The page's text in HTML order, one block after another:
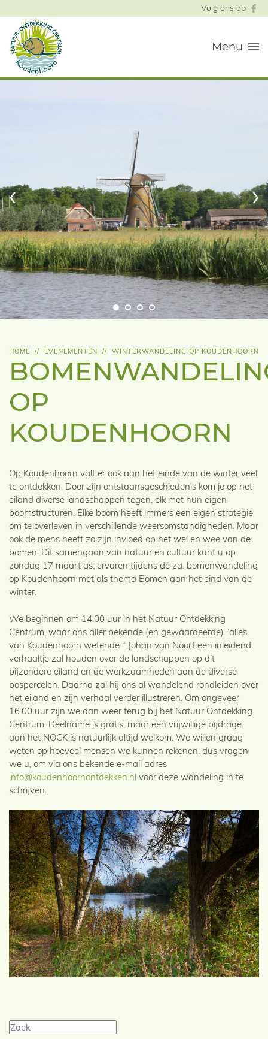
Volg ons op
Menu
‹ ›
HOME // EVENEMENTEN // WINTERWANDELING OP KOUDENHOORN
OP
KOUDENHOORN
Op Koudenhoorn valt er ook aan het einde van de winter veel
te ontdekken. Door zijn ontstaansgeschiedenis kom je op het
eiland diverse landschappen tegen, elk met hun eigen
boomstructuren. Elke boom heeft immers een eigen strategie
om te overleven in verschillende weersomstandigheden. Maar
ook de mens heeft zo zijn invloed op het wel en wee van de
bomen. Dit samengaan van natuur en cultuur kunt u op
zondag 17 maart as. ervaren tijdens de zg. bomenwandeling
op Koudenhoorn met als thema Bomen aan het eind van de
winter.
We beginnen om 14.00 uur in het Natuur Ontdekking
Centrum, waar ons aller bekende (en gewaardeerde) “alles
van Koudenhoorn wetende “ Johan van Noort een inleidend
verhaaltje zal houden over de landschappen op dit
bijzondere eiland en de werkzaamheden aan de diverse
bospercelen. Daarna zal hij ons al wandelend rondleiden over
het eiland en zijn verhaal verder illustreren. Om ongeveer
16.00 uur zijn we dan weer terug bij het Natuur Ontdekking
Centrum. Deelname is gratis, maar een vrijwillige bijdrage
aan het NOCK is natuurlijk altijd welkom. We willen graag
weten op hoeveel mensen we kunnen rekenen, dus vragen
we u, om via ons bekende e-mail adres
info@koudenhoornontdekken.nl voor deze wandeling in te
schrijven.